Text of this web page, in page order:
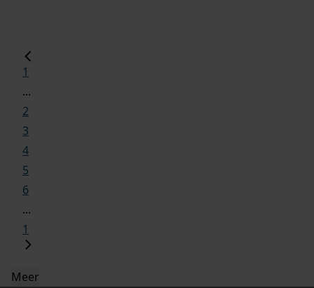
1
...
2
3
4
5
6
...
1
Meer